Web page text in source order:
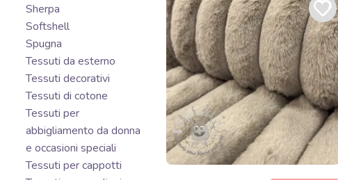
Sherpa
Softshell
Spugna
Tessuti da esterno
Tessuti decorativi
Tessuti di cotone
Tessuti per
abbigliamento da donna
e occasioni speciali
Tessuti per cappotti